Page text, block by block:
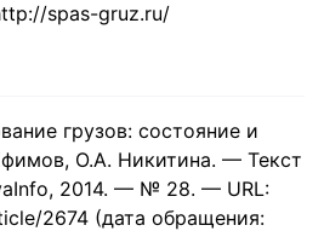
spas-gruz.ru/
грузов: состояние и
О.А. Никитина. — Текст
2014. — № 28. — URL:
2674 (дата обращения: